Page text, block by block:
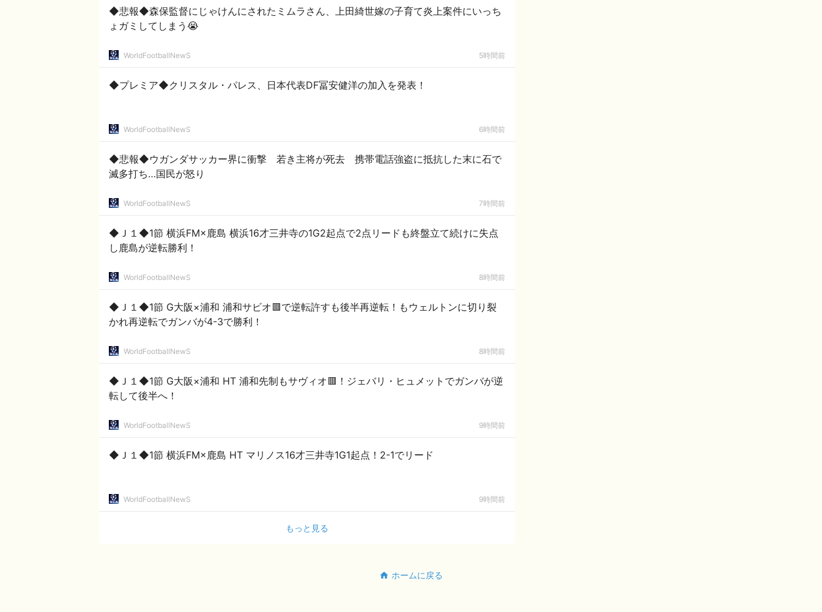
◆悲報◆森保監督にじゃけんにされたミムラさん、上田綺世嫁の子育て炎上案件にいっち
ょガミしてしまう😭
WorldFootballNewS 5時間前
◆プレミア◆クリスタル・パレス、日本代表DF冨安健洋の加入を発表！
WorldFootballNewS 6時間前
◆悲報◆ウガンダサッカー界に衝撃 若き主将が死去 携帯電話強盗に抵抗した末に石で
滅多打ち…国民が怒り
WorldFootballNewS 7時間前
◆Ｊ１◆1節 横浜FM×鹿島 横浜16才三井寺の1G2起点で2点リードも終盤立て続けに失点
し鹿島が逆転勝利！
WorldFootballNewS 8時間前
◆Ｊ１◆1節 G大阪×浦和 浦和サビオ🟥で逆転許すも後半再逆転！もウェルトンに切り裂
かれ再逆転でガンバが4-3で勝利！
WorldFootballNewS 8時間前
◆Ｊ１◆1節 G大阪×浦和 HT 浦和先制もサヴィオ🟥！ジェバリ・ヒュメットでガンバが逆
転して後半へ！
WorldFootballNewS 9時間前
◆Ｊ１◆1節 横浜FM×鹿島 HT マリノス16才三井寺1G1起点！2-1でリード
WorldFootballNewS 9時間前
もっと見る
ホームに戻る